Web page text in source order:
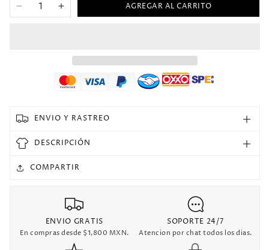
Reducir
Selecciones
Retro
Aumentar
Local
Versión
Retro
AGREGAR AL CARRITO
ENVIO Y RASTREO
DESCRIPCIÓN
COMPARTIR
ENVIO GRATIS
En compras desde $1,800 MXN.
SOPORTE 24/7
Atencion por chat todos los dias.